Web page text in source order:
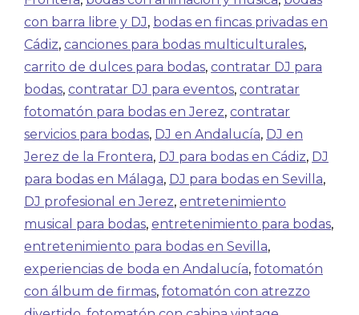
con barra libre y DJ, bodas en fincas privadas en
Cádiz, canciones para bodas multiculturales,
carrito de dulces para bodas, contratar DJ para
bodas, contratar DJ para eventos, contratar
fotomatón para bodas en Jerez, contratar
servicios para bodas, DJ en Andalucía, DJ en
Jerez de la Frontera, DJ para bodas en Cádiz, DJ
para bodas en Málaga, DJ para bodas en Sevilla,
DJ profesional en Jerez, entretenimiento
musical para bodas, entretenimiento para bodas,
entretenimiento para bodas en Sevilla,
experiencias de boda en Andalucía, fotomatón
con álbum de firmas, fotomatón con atrezzo